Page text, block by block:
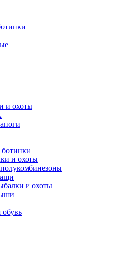
и охоты
и охоты
и охоты